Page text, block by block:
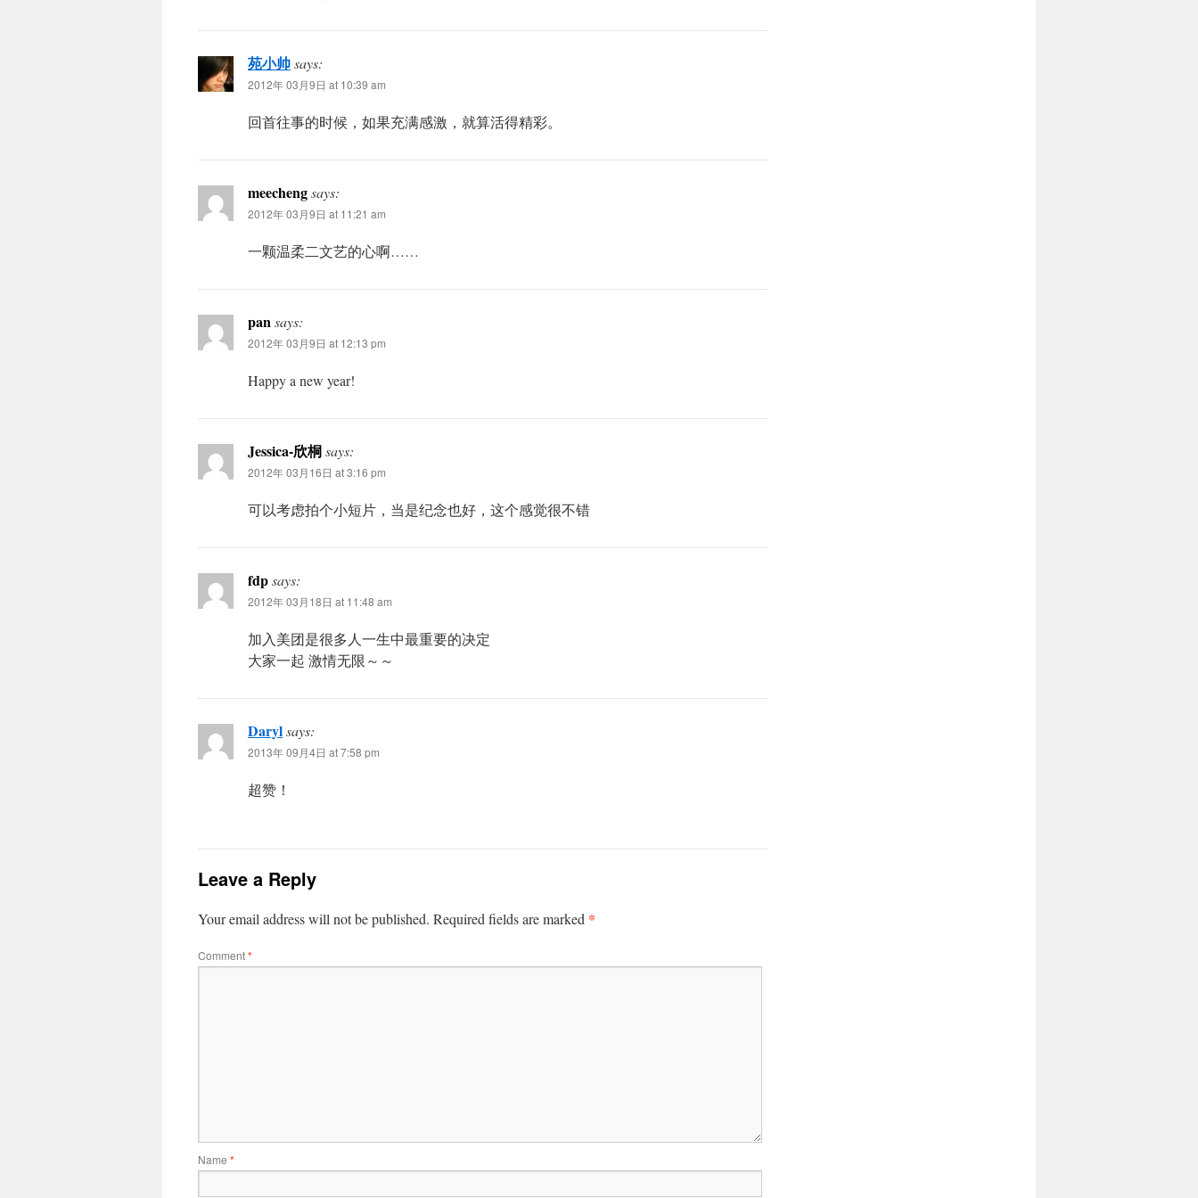
苑小帅says:
2012年 03月9日 at 10:39 am
回首往事的时候，如果充满感激，就算活得精彩。
meechengsays:
2012年 03月9日 at 11:21 am
一颗温柔二文艺的心啊……
pansays:
2012年 03月9日 at 12:13 pm
Happy a new year!
Jessica-欣桐says:
2012年 03月16日 at 3:16 pm
可以考虑拍个小短片，当是纪念也好，这个感觉很不错
fdpsays:
2012年 03月18日 at 11:48 am
加入美团是很多人一生中最重要的决定
大家一起 激情无限～～
Darylsays:
2013年 09月4日 at 7:58 pm
超赞！
Leave a Reply
Your email address will not be published. Required fields are marked *
Comment*
Name *